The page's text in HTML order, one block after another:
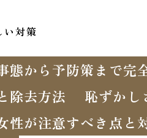
い対策
態から予防策まで完
除去方法
恥ずかし
性が注意すべき点と